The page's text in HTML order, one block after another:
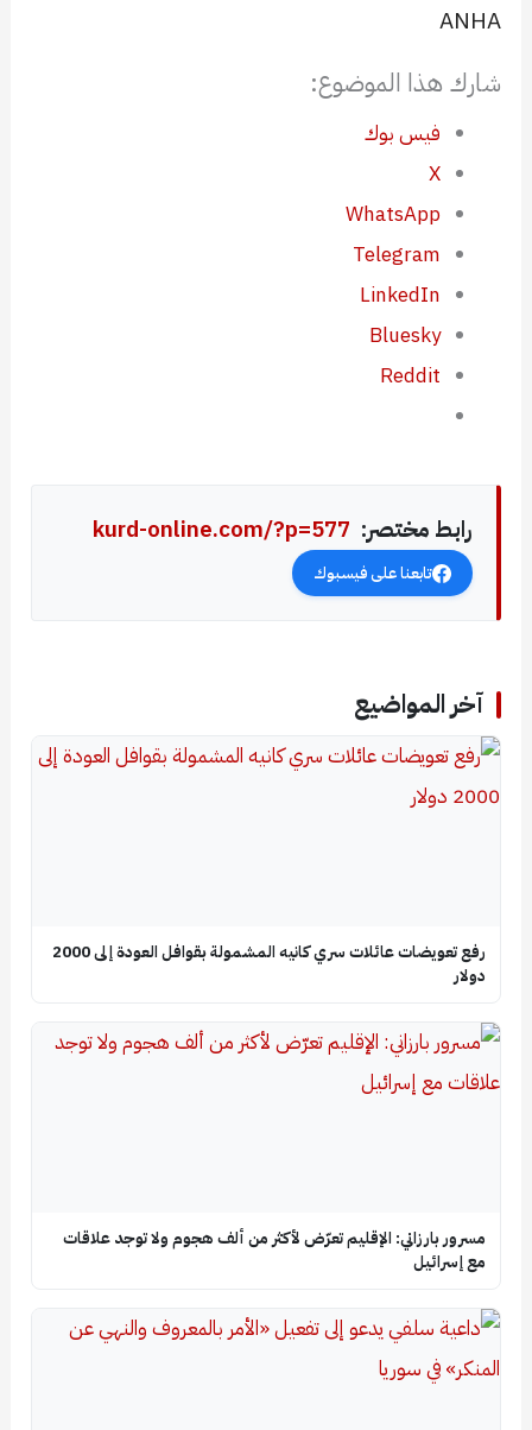
ANHA
شارك هذا الموضوع:
فيس بوك
X
WhatsApp
Telegram
LinkedIn
Bluesky
Reddit
رابط مختصر: kurd-online.com/?p=577
تابعنا على فيسبوك
آخر المواضيع
رفع تعويضات عائلات سري كانيه المشمولة بقوافل العودة إلى 2000
دولار
مسرور بارزاني: الإقليم تعرّض لأكثر من ألف هجوم ولا توجد علاقات
مع إسرائيل